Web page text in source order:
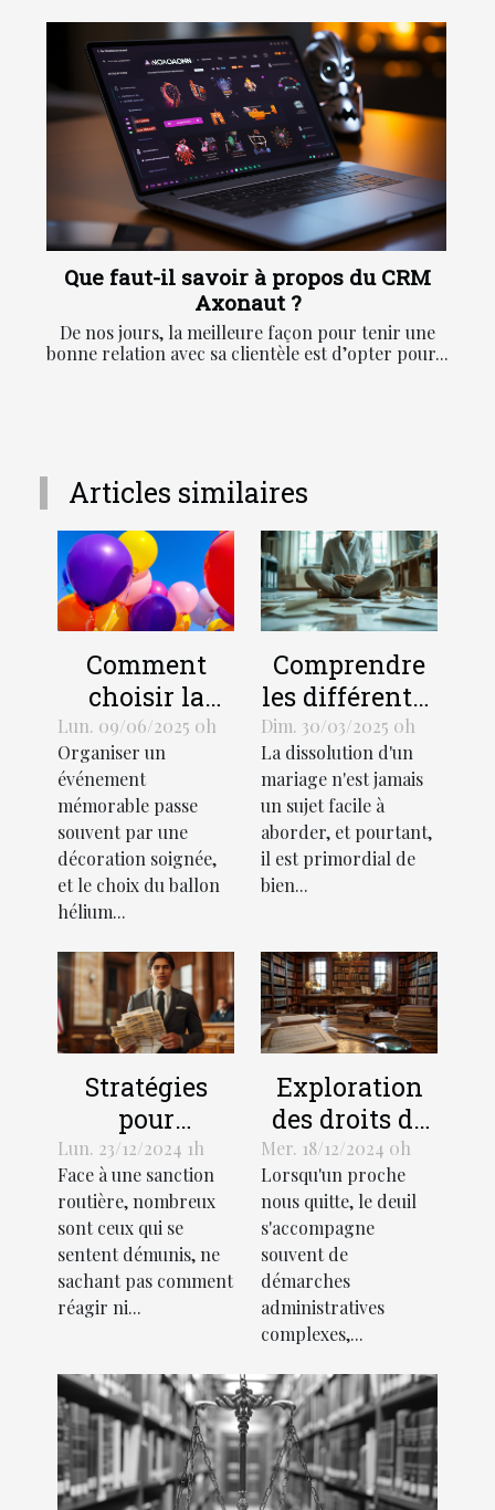
Que faut-il savoir à propos du CRM
Axonaut ?
De nos jours, la meilleure façon pour tenir une
bonne relation avec sa clientèle est d’opter pour...
Articles similaires
Comment
choisir la
taille et le
design d'un
ballon hélium
pour votre
événement
Lun. 09/06/2025 0h
Organiser un
événement
mémorable passe
souvent par une
décoration soignée,
et le choix du ballon
hélium...
Comprendre
les différentes
procédures de
divorce et
leurs impacts
Dim. 30/03/2025 0h
La dissolution d'un
mariage n'est jamais
un sujet facile à
aborder, et pourtant,
il est primordial de
bien...
Stratégies
pour
contester
efficacement
une amende
routière
Lun. 23/12/2024 1h
Face à une sanction
routière, nombreux
sont ceux qui se
sentent démunis, ne
sachant pas comment
réagir ni...
Exploration
des droits de
succession et
héritage selon
la loi
française
Mer. 18/12/2024 0h
Lorsqu'un proche
nous quitte, le deuil
s'accompagne
souvent de
démarches
administratives
complexes,...